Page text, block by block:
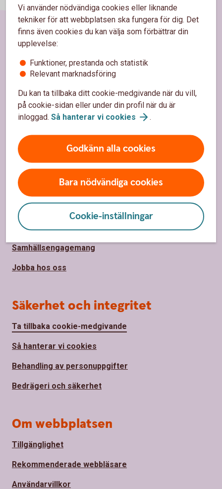
Vi använder nödvändiga cookies eller liknande
tekniker för att webbplatsen ska fungera för dig. Det
finns även cookies du kan välja som förbättrar din
upplevelse:
Funktioner, prestanda och statistik
Relevant marknadsföring
Du kan ta tillbaka ditt cookie-medgivande när du vill,
på cookie-sidan eller under din profil när du är
inloggad. Så hanterar vi cookies .
Godkänn alla cookies
Bara nödvändiga cookies
Cookie-inställningar
Sidfot
Hitta snabbt
Bli kund
Kontakta oss
Kontor och öppettider
Priser, räntor och kurser
Om oss
Om Ålems Sparbank
Hållbarhet
Samhällsengagemang
Jobba hos oss
Säkerhet och integritet
Ta tillbaka cookie-medgivande
Så hanterar vi cookies
Behandling av personuppgifter
Bedrägeri och säkerhet
Om webbplatsen
Tillgänglighet
Rekommenderade webbläsare
Användarvillkor